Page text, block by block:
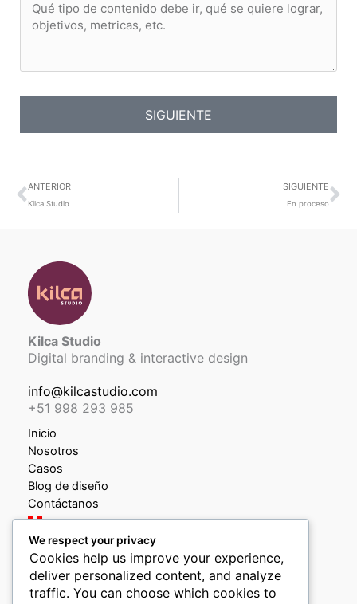
SIGUIENTE
Prev
ANTERIOR
Kilca Studio
SIGUIENTE
En proceso
Kilca Studio
Digital branding & interactive design
info@kilcastudio.com
+51 998 293 985
Inicio
Nosotros
Casos
Blog de diseño
Contáctanos
Política de privacidad
Política de devoluciones y reembolsos
Libro de reclamaciones
We respect your privacy
Cookies help us improve your experience,
deliver personalized content, and analyze
traffic. You can choose which cookies to